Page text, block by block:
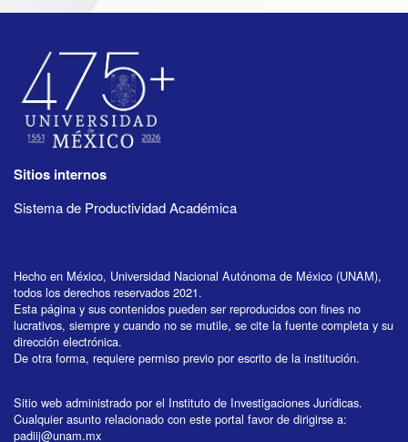
Sitios internos
Sistema de Productividad Académica
Hecho en México, Universidad Nacional Autónoma de México (UNAM),
todos los derechos reservados 2021.
Esta página y sus contenidos pueden ser reproducidos con fines no
lucrativos, siempre y cuando no se mutile, se cite la fuente completa y su
dirección electrónica.
De otra forma, requiere permiso previo por escrito de la institución.
Sitio web administrado por el Instituto de Investigaciones Jurídicas.
Cualquier asunto relacionado con este portal favor de dirigirse a:
padiij@unam.mx